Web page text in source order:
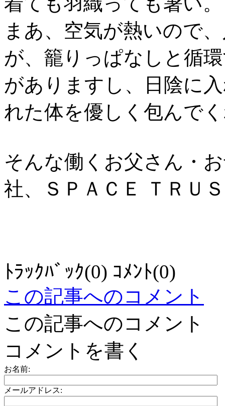
まあ、空気が熱いので
が、籠りっぱなしと循
がありますし、日陰に
れた体を優しく包んで
そんな働くお父さん・
社、ＳＰＡＣＥ ＴＲＵ
ﾄﾗｯｸﾊﾞｯｸ(0) ｺﾒﾝﾄ(0)
この記事へのコメント
この記事へのコメント
コメントを書く
お名前:
メールアドレス: